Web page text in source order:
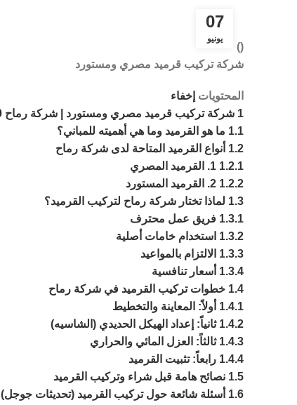
07
يونيو
(
)
شركة تركيب قرميد مصري ومستورد
المحتويات إخفاء
1 شركة تركيب قرميد مصري ومستورد | شركة رماح 01020100160
1.1 ما هو القرميد وما هي أهميته للمباني؟
1.2 أنواع القرميد المتاحة لدى شركة رماح
1.2.1 1. القرميد المصري
1.2.2 2. القرميد المستورد
1.3 لماذا تختار شركة رماح لتركيب القرميد؟
1.3.1 فريق عمل محترف
1.3.2 استخدام خامات أصلية
1.3.3 الالتزام بالمواعيد
1.3.4 أسعار تنافسية
1.4 خطوات تركيب القرميد في شركة رماح
1.4.1 أولاً: المعاينة والتخطيط
1.4.2 ثانياً: إعداد الهيكل الحديدي (الشاسيه)
1.4.3 ثالثاً: العزل المائي والحراري
1.4.4 رابعاً: تثبيت القرميد
1.5 نصائح هامة قبل شراء وتركيب القرميد
1.6 أسئلة شائعة حول تركيب القرميد (تحديثات جوجل)